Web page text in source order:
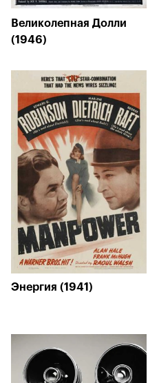
Великолепная Долли
(1946)
Энергия (1941)